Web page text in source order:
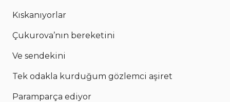
Kıskanıyorlar
Çukurova’nın bereketini
Ve sendekini
Tek odakla kurduğum gözlemci aşiret
Paramparça ediyor